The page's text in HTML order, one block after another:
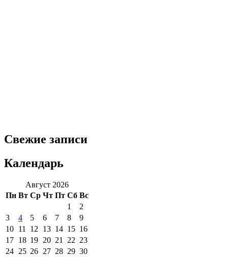
Свежие записи
Календарь
Август 2026
Пн Вт Ср Чт Пт Сб Вс
1
2
3
4 5 6 7 8
9
10 11 12 13 14 15 16
17 18 19 20 21 22 23
24 25 26 27 28 29 30